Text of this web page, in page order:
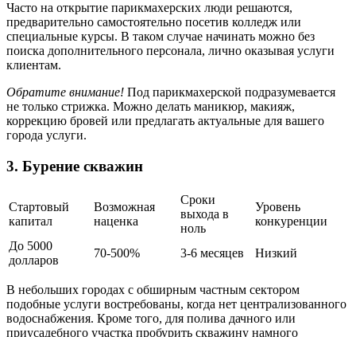
Часто на открытие парикмахерских люди решаются,
предварительно самостоятельно посетив колледж или
специальные курсы. В таком случае начинать можно без
поиска дополнительного персонала, лично оказывая услуги
клиентам.
Обратите внимание! Под парикмахерской подразумевается
не только стрижка. Можно делать маникюр, макияж,
коррекцию бровей или предлагать актуальные для вашего
города услуги.
3. Бурение скважин
Стартовый
капитал
Возможная
наценка
Сроки
выхода в
ноль
Уровень
конкуренции
До 5000
долларов
70-500% 3-6 месяцев Низкий
В небольших городах с обширным частным сектором
подобные услуги востребованы, когда нет централизованного
водоснабжения. Кроме того, для полива дачного или
приусадебного участка пробурить скважину намного